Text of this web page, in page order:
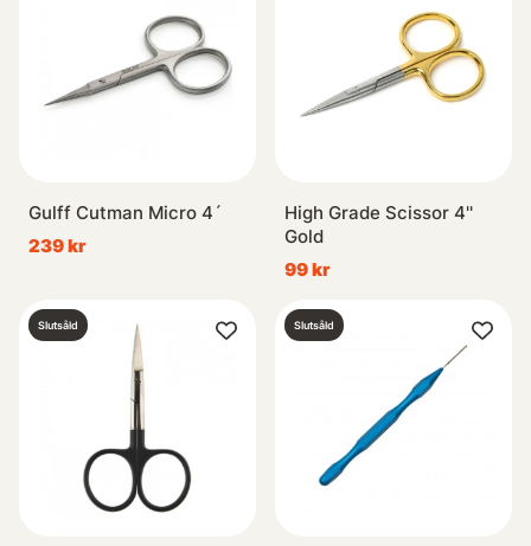
Gulff Cutman Micro 4´
239 kr
High Grade Scissor 4''
Gold
99 kr
Slutsåld Slutsåld